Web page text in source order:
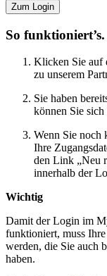
Zum Login
So funktioniert’s.
Klicken Sie auf
zu unserem
Sie haben
können Sie
Wenn Sie noch
Ihre
den Link „Neu
innerhalb der
Wichtig
Damit der Login im
funktioniert, muss
werden, die Sie auch
haben.